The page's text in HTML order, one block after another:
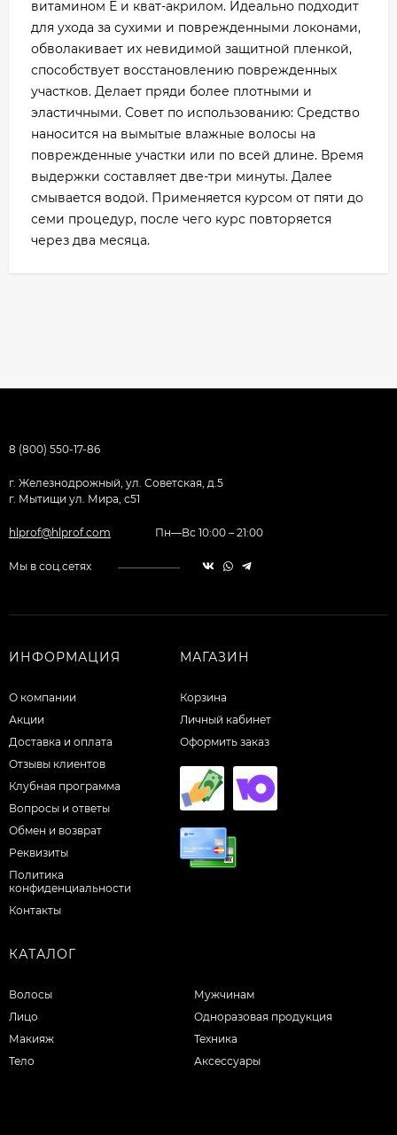
витамином Е и кват-акрилом. Идеально подходит
для ухода за сухими и поврежденными локонами,
обволакивает их невидимой защитной пленкой,
способствует восстановлению поврежденных
участков. Делает пряди более плотными и
эластичными. Совет по использованию: Средство
наносится на вымытые влажные волосы на
поврежденные участки или по всей длине. Время
выдержки составляет две-три минуты. Далее
смывается водой. Применяется курсом от пяти до
семи процедур, после чего курс повторяется
через два месяца.
8 (800) 550-17-86
г. Железнодрожный, ул. Советская, д.5
г. Мытищи ул. Мира, с51
hlprof@hlprof.com Пн—Вс 10:00 – 21:00
Мы в соц.сетях
ИНФОРМАЦИЯ
О компании
Акции
Доставка и оплата
Отзывы клиентов
Клубная программа
Вопросы и ответы
Обмен и возврат
Реквизиты
Политика
конфиденциальности
Контакты
МАГАЗИН
Корзина
Личный кабинет
Оформить заказ
КАТАЛОГ
Волосы
Лицо
Макияж
Тело
Мужчинам
Одноразовая продукция
Техника
Аксессуары